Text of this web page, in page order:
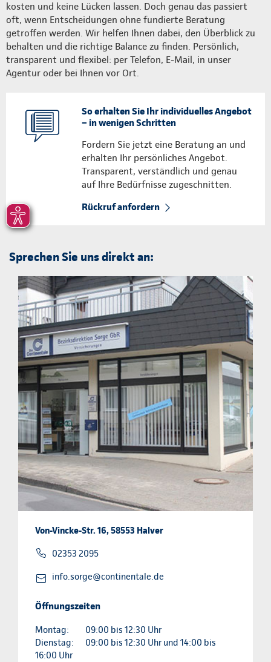
kosten und keine Lücken lassen. Doch genau das passiert
oft, wenn Entscheidungen ohne fundierte Beratung
getroffen werden. Wir helfen Ihnen dabei, den Überblick zu
behalten und die richtige Balance zu finden. Persönlich,
transparent und flexibel: per Telefon, E-Mail, in unser
Agentur oder bei Ihnen vor Ort.
So erhalten Sie Ihr individuelles Angebot
– in wenigen Schritten
Fordern Sie jetzt eine Beratung an und
erhalten Ihr persönliches Angebot.
Transparent, verständlich und genau
auf Ihre Bedürfnisse zugeschnitten.
Rückruf anfordern
Sprechen Sie uns direkt an:
Von-Vincke-Str. 16, 58553 Halver
02353 2095
info.sorge@continentale.de
Öffnungszeiten
Montag:
09:00 bis 12:30 Uhr
Dienstag:
09:00 bis 12:30 Uhr und 14:00 bis
16:00 Uhr